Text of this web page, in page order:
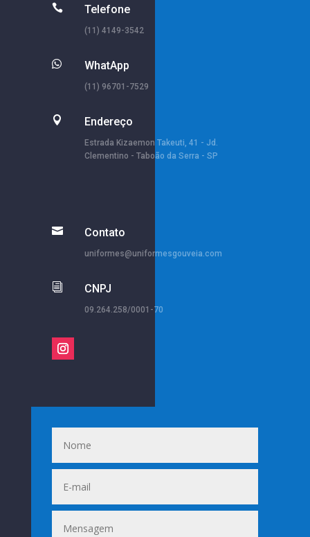
 Telefone
(11) 4149-3542
 WhatApp
(11) 96701-7529
 Endereço
Estrada Kizaemon Takeuti, 41 - Jd.
Clementino - Taboão da Serra - SP
 Contato
uniformes@uniformesgouveia.com
i CNPJ
09.264.258/0001-70